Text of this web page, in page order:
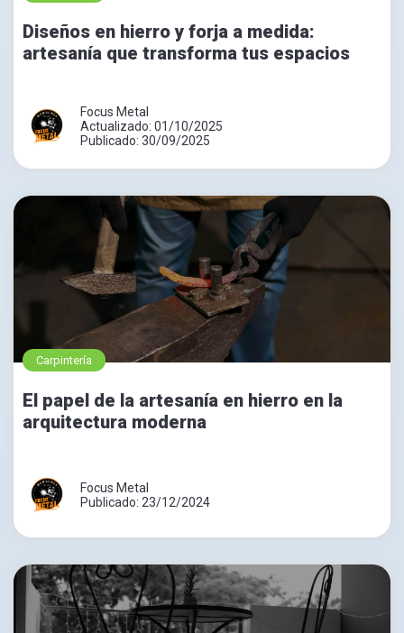
Diseños en hierro y forja a medida:
artesanía que transforma tus espacios
Focus Metal
Actualizado: 01/10/2025
Publicado: 30/09/2025
Carpintería
El papel de la artesanía en hierro en la
arquitectura moderna
Focus Metal
Publicado: 23/12/2024